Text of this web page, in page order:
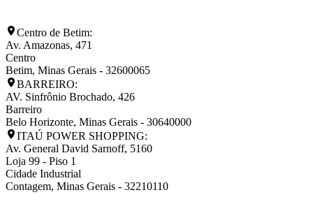
Centro de Betim:
Av. Amazonas, 471
Centro
Betim, Minas Gerais - 32600065
BARREIRO:
AV. Sinfrônio Brochado, 426
Barreiro
Belo Horizonte, Minas Gerais - 30640000
ITAÚ POWER SHOPPING:
Av. General David Sarnoff, 5160
Loja 99 - Piso 1
Cidade Industrial
Contagem, Minas Gerais - 32210110